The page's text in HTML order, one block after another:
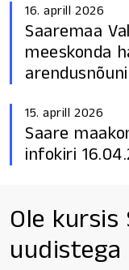
16. aprill 2026
Saaremaa
meeskonda
15. aprill 2026
Saare
infokiri
Ole kursis
uudistega